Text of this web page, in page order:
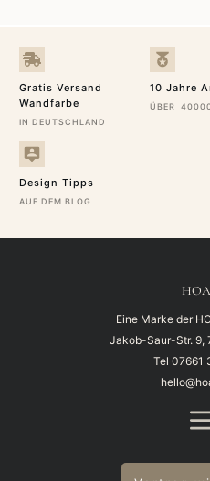
Gratis Versand
Wandfarbe
IN DEUTSCHLAND
10 Jahre
ÜBER
Design Tipps
AUF DEM BLOG
Eine Marke der
Jakob-Saur-Str. 9,
Tel 07661